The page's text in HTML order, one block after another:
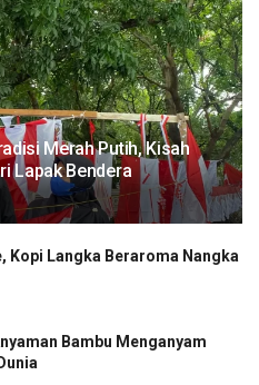
Merah Putih, Kisah
Lapak Bendera
Kopi Langka Beraroma Nangka
Bambu Menganyam